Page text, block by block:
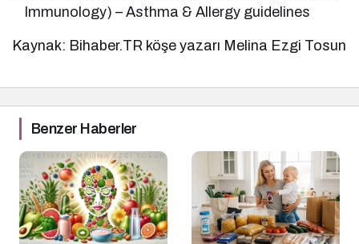
Immunology) – Asthma & Allergy guidelines
Kaynak: Bihaber.TR köşe yazarı Melina Ezgi Tosun
Benzer Haberler